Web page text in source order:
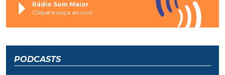
Rádio Som Maior
Clique e ouça ao vivo
PODCASTS